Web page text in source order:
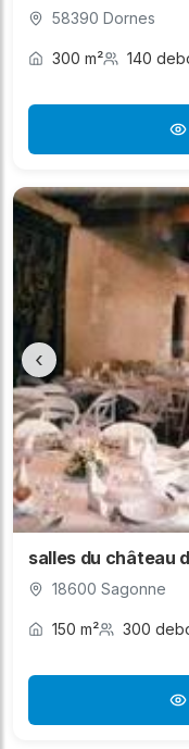
58390 Dornes
300 m² 140
‹
salles du château
18600 Sagonne
150 m² 300